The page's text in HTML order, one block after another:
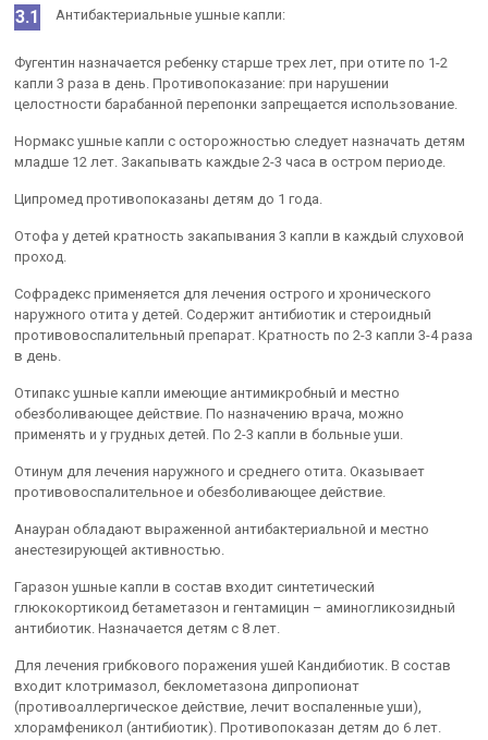
Антибактериальные ушные капли:
Фугентин назначается ребенку старше трех лет, при отите по 1-2
капли 3 раза в день. Противопоказание: при нарушении
целостности барабанной перепонки запрещается использование.
Нормакс ушные капли с осторожностью следует назначать детям
младше 12 лет. Закапывать каждые 2-3 часа в остром периоде.
Ципромед противопоказаны детям до 1 года.
Отофа у детей кратность закапывания 3 капли в каждый слуховой
проход.
Софрадекс применяется для лечения острого и хронического
наружного отита у детей. Содержит антибиотик и стероидный
противовоспалительный препарат. Кратность по 2-3 капли 3-4 раза
в день.
Отипакс ушные капли имеющие антимикробный и местно
обезболивающее действие. По назначению врача, можно
применять и у грудных детей. По 2-3 капли в больные уши.
Отинум для лечения наружного и среднего отита. Оказывает
противовоспалительное и обезболивающее действие.
Анауран обладают выраженной антибактериальной и местно
анестезирующей активностью.
Гаразон ушные капли в состав входит синтетический
глюкокортикоид бетаметазон и гентамицин – аминогликозидный
антибиотик. Назначается детям с 8 лет.
Для лечения грибкового поражения ушей Кандибиотик. В состав
входит клотримазол, беклометазона дипропионат
(противоаллергическое действие, лечит воспаленные уши),
хлорамфеникол (антибиотик). Противопоказан детям до 6 лет.